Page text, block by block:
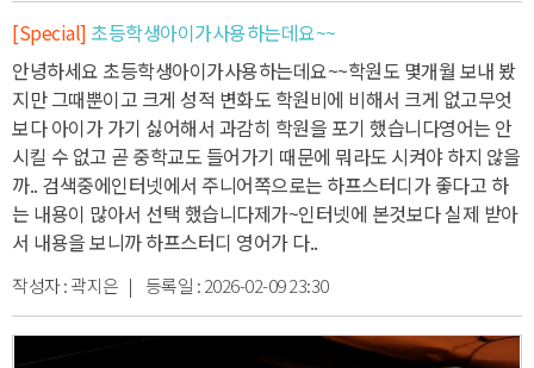
[Special] 초등학생아이가사용하는데요~~
안녕하세요 초등학생아이가사용하는데요~~학원도 몇개월 보내 봤
지만 그때뿐이고 크게 성적 변화도 학원비에 비해서 크게 없고무엇
보다 아이가 가기 싫어해서 과감히 학원을 포기 했습니다영어는 안
시킬 수 없고 곧 중학교도 들어가기 때문에 뭐라도 시켜야 하지 않을
까.. 검색중에인터넷에서 주니어쪽으로는 하프스터디가 좋다고 하
는 내용이 많아서 선택 했습니다제가~인터넷에 본것보다 실제 받아
서 내용을 보니까 하프스터디 영어가 다..
작성자 :곽지은 | 등록일 :2026-02-09 23:30